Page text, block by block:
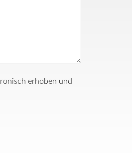
erhoben und